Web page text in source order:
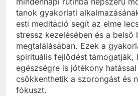
tanok gyakorlati
esti meditáció segít az elme
stressz kezelésében és a belső
megtalálásában. Ezek a
spirituális fejlődést támogatják,
egészségre is jótékony
csökkenthetik a szorongást és
fókuszt.